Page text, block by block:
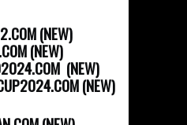
(NEW)
(NEW)
(NEW)
(NEW)